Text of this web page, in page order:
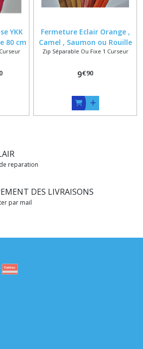
YKK
80 cm
Fermeture Eclair Orange ,
Camel , Saumon ou Rouille
YKK sur mesure + Curseur
Reversible
Zip Séparable Ou Fixe 1 Curseur
9€90
reparation
DES LIVRAISONS
par mail